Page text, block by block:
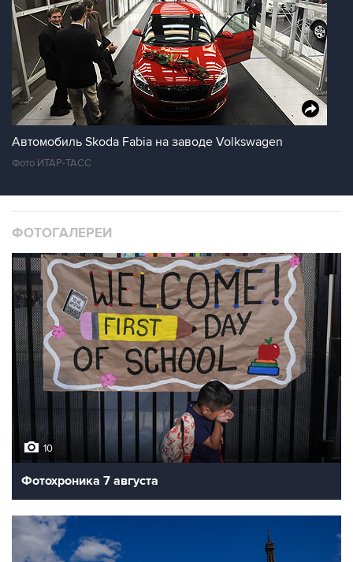
Автомобиль Skoda Fabia на заводе Volkswagen
Фото ИТАР-ТАСС
ФОТОГАЛЕРЕИ
10
Фотохроника 7 августа